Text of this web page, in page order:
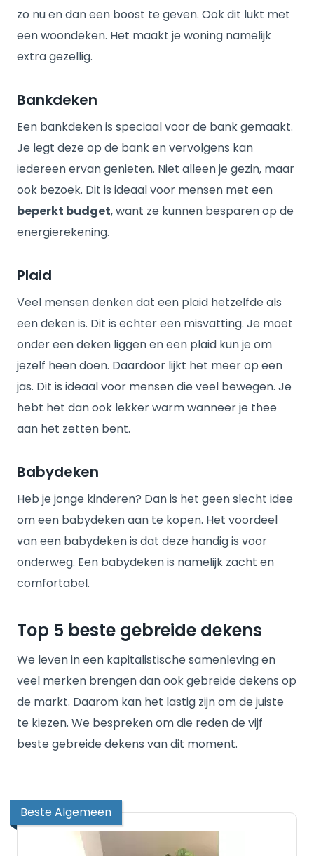
zo nu en dan een boost te geven. Ook dit lukt met
een woondeken. Het maakt je woning namelijk
extra gezellig.
Bankdeken
Een bankdeken is speciaal voor de bank gemaakt.
Je legt deze op de bank en vervolgens kan
iedereen ervan genieten. Niet alleen je gezin, maar
ook bezoek. Dit is ideaal voor mensen met een
beperkt budget, want ze kunnen besparen op de
energierekening.
Plaid
Veel mensen denken dat een plaid hetzelfde als
een deken is. Dit is echter een misvatting. Je moet
onder een deken liggen en een plaid kun je om
jezelf heen doen. Daardoor lijkt het meer op een
jas. Dit is ideaal voor mensen die veel bewegen. Je
hebt het dan ook lekker warm wanneer je thee
aan het zetten bent.
Babydeken
Heb je jonge kinderen? Dan is het geen slecht idee
om een babydeken aan te kopen. Het voordeel
van een babydeken is dat deze handig is voor
onderweg. Een babydeken is namelijk zacht en
comfortabel.
Top 5 beste gebreide dekens
We leven in een kapitalistische samenleving en
veel merken brengen dan ook gebreide dekens op
de markt. Daarom kan het lastig zijn om de juiste
te kiezen. We bespreken om die reden de vijf
beste gebreide dekens van dit moment.
Beste Algemeen